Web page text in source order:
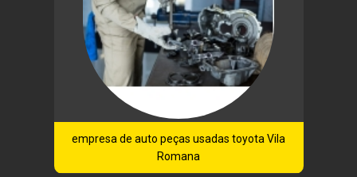
empresa de auto peças usadas toyota Vila
Romana